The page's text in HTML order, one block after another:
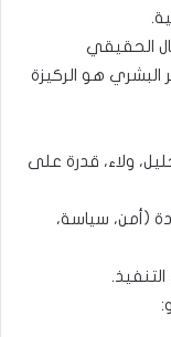
الحقيقي
البشري هو الركيزة
ولاء، قدرة على
(أمن، سياسة،